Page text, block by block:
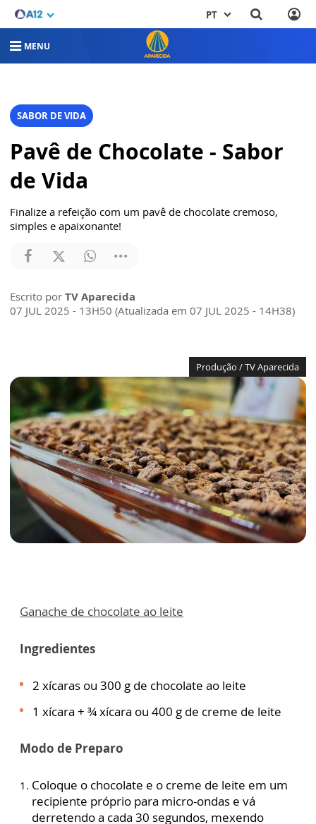
PT
MENU
SABOR DE VIDA
Pavê de Chocolate - Sabor
de Vida
Finalize a refeição com um pavê de chocolate cremoso,
simples e apaixonante!
Escrito por TV Aparecida
07 JUL 2025 - 13H50 (Atualizada em 07 JUL 2025 - 14H38)
Produção / TV Aparecida
Ganache de chocolate ao leite
Ingredientes
2 xícaras ou 300 g de chocolate ao leite
1 xícara + ¾ xícara ou 400 g de creme de leite
Modo de Preparo
Coloque o chocolate e o creme de leite em um
recipiente próprio para micro-ondas e vá
derretendo a cada 30 segundos, mexendo